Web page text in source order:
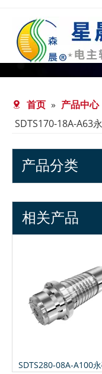
首页 » 产品中心
SDTS170-18A-A63
产品分类
相关产品